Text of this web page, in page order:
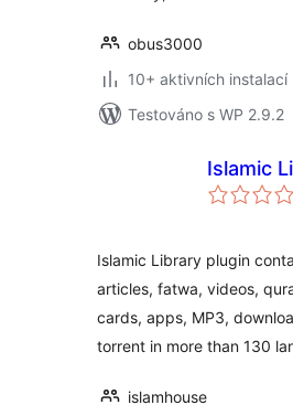
obus3000
10+ aktivních instalací
Testováno s WP 2.9.2
Islamic
Islamic Library plugin
articles, fatwa, videos,
cards, apps, MP3,
torrent in more than 130
islamhouse